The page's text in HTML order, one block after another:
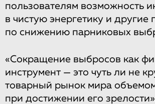
пользователям возможность
в чистую энергетику и другие
по снижению парниковых
«Сокращение выбросов как
инструмент — это чуть ли не
товарный рынок мира
при достижении его